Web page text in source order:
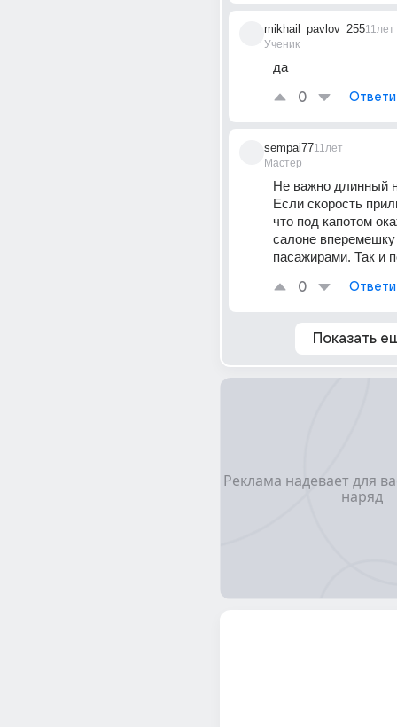
mikhail_pavlov_255
Ученик
11лет
да
0
sempai77
Мастер
11лет
Не важно длинный
Если скорость
что под капотом
салоне
пасажирами. Так и
0
Показать